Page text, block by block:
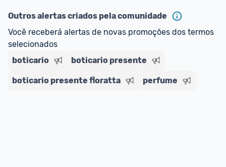
ou MercadoLíder Platinum.
E lembre-se: você sempre pode contar ajuda da
comunidade para tirar dúvidas ou acionar os
nossos Admins marcando @admin em um
Outros alertas criados pela comunidade
Você receberá alertas de novas promoções dos termos
selecionados
boticario
boticario presente
boticario presente floratta perfume